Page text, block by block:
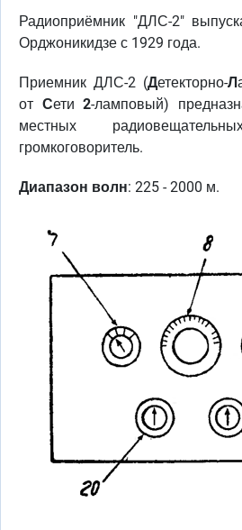
Радиоприёмник "ДЛС-2"
Орджоникидзе с 1929 года.
Приемник ДЛС-2 (Детекторно-Л
от Сети2-ламповый)
местных
громкоговоритель.
Диапазон волн: 225 - 2000 м.